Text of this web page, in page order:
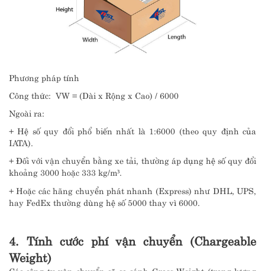
Phương pháp tính
Công thức: VW = (Dài x Rộng x Cao) / 6000
Ngoài ra:
+ Hệ số quy đổi phổ biến nhất là 1:6000 (theo quy định của
IATA).
+ Đối với vận chuyển bằng xe tải, thường áp dụng hệ số quy đổi
khoảng 3000 hoặc 333 kg/m³.
+ Hoặc các hãng chuyển phát nhanh (Express) như DHL, UPS,
hay FedEx thường dùng hệ số 5000 thay vì 6000.
4. Tính cước phí vận chuyển (Chargeable
Weight)